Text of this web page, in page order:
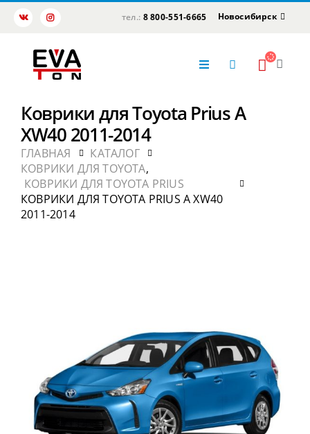
тел.: 8 800-551-6665 Новосибирск
Коврики для Toyota Prius A
XW40 2011-2014
ГЛАВНАЯ
КАТАЛОГ
КОВРИКИ ДЛЯ TOYOTA,
КОВРИКИ ДЛЯ TOYOTA PRIUS
КОВРИКИ ДЛЯ TOYOTA PRIUS A XW40
2011-2014